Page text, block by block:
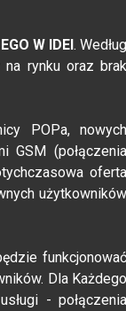
W IDEI. Według
rynku oraz brak
POPa, nowych
GSM (połączenia
oferta
użytkowników
funkcjonować
Dla Każdego
- połączenia